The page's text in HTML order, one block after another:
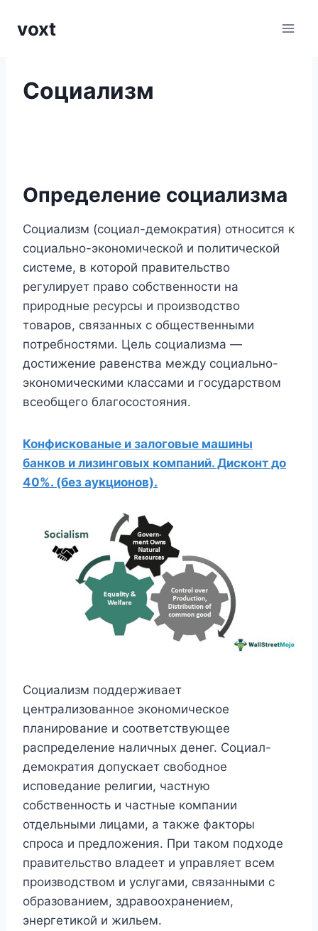
voxt
Социализм
Определение социализма
Социализм (социал-демократия) относится к
социально-экономической и политической
системе, в которой правительство
регулирует право собственности на
природные ресурсы и производство
товаров, связанных с общественными
потребностями. Цель социализма —
достижение равенства между социально-
экономическими классами и государством
всеобщего благосостояния.
Конфискованые и залоговые машины
банков и лизинговых компаний. Дисконт до
40%. (без аукционов).
Социализм поддерживает
централизованное экономическое
планирование и соответствующее
распределение наличных денег. Социал-
демократия допускает свободное
исповедание религии, частную
собственность и частные компании
отдельными лицами, а также факторы
спроса и предложения. При таком подходе
правительство владеет и управляет всем
производством и услугами, связанными с
образованием, здравоохранением,
энергетикой и жильем.